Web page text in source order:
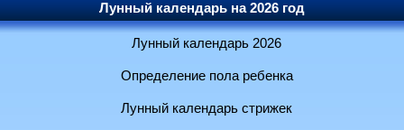
Лунный календарь на 2026 год
Лунный календарь 2026
Определение пола ребенка
Лунный календарь стрижек